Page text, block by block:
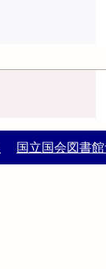
国立国会図書